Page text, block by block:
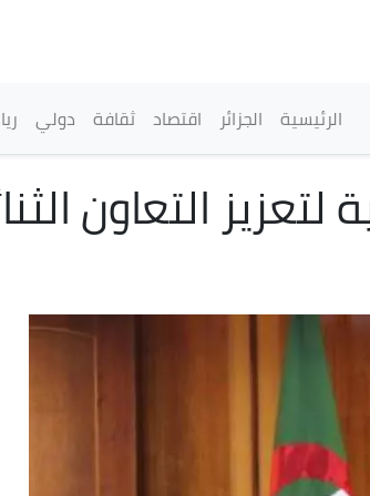
القائمة الرئيسية
الرئيسية الجزائر اقتصاد ثقافة دولي
لتعزيز التعاون